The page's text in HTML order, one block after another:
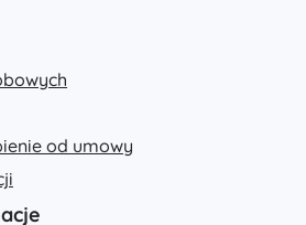
od umowy